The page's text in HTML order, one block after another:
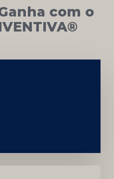
com o